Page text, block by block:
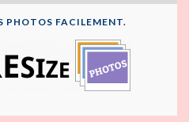
PHOTOS FACILEMENT.